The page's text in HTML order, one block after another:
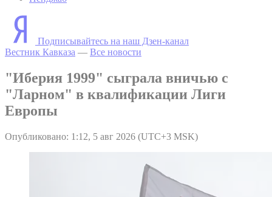
Подписывайтесь на наш Дзен-канал
Вестник Кавказа — Все новости
"Иберия 1999" сыграла вничью с
"Ларном" в квалификации Лиги
Европы
Опубликовано: 1:12, 5 авг 2026 (UTC+3 MSK)